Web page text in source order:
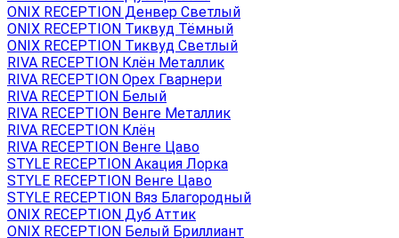
ONIX RECEPTION Денвер Светлый
ONIX RECEPTION Тиквуд Тёмный
ONIX RECEPTION Тиквуд Светлый
RIVA RECEPTION Клён Металлик
RIVA RECEPTION Орех Гварнери
RIVA RECEPTION Белый
RIVA RECEPTION Венге Металлик
RIVA RECEPTION Клён
RIVA RECEPTION Венге Цаво
STYLE RECEPTION Акация Лорка
STYLE RECEPTION Венге Цаво
STYLE RECEPTION Вяз Благородный
ONIX RECEPTION Дуб Аттик
ONIX RECEPTION Белый Бриллиант